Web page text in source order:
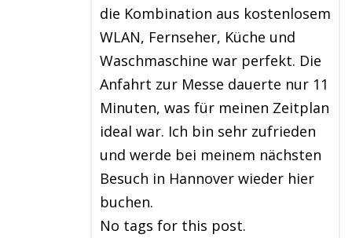
die Kombination aus kostenlosem
WLAN, Fernseher, Küche und
Waschmaschine war perfekt. Die
Anfahrt zur Messe dauerte nur 11
Minuten, was für meinen Zeitplan
ideal war. Ich bin sehr zufrieden
und werde bei meinem nächsten
Besuch in Hannover wieder hier
buchen.
No tags for this post.